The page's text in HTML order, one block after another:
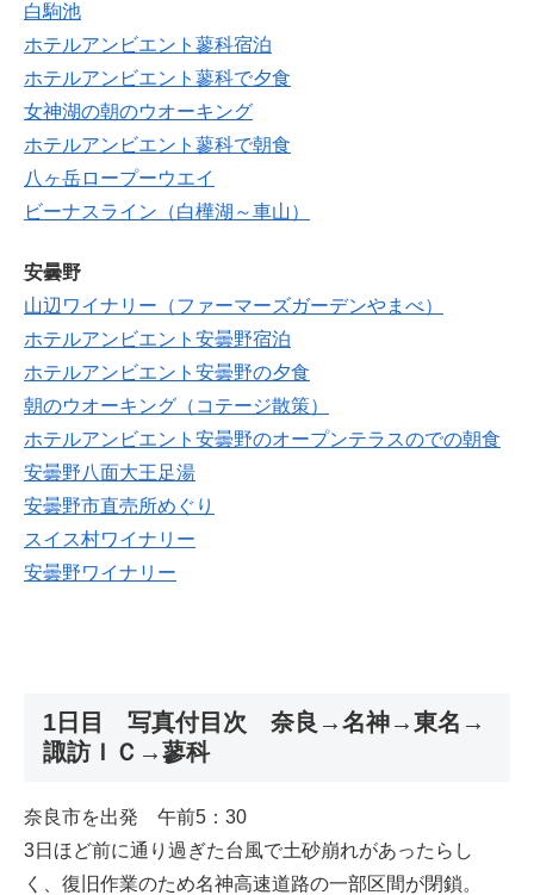
白駒池
ホテルアンビエント蓼科宿泊
ホテルアンビエント蓼科で夕食
女神湖の朝のウオーキング
ホテルアンビエント蓼科で朝食
八ヶ岳ロープーウエイ
ビーナスライン（白樺湖～車山）
安曇野
山辺ワイナリー（ファーマーズガーデンやまべ）
ホテルアンビエント安曇野宿泊
ホテルアンビエント安曇野の夕食
朝のウオーキング（コテージ散策）
ホテルアンビエント安曇野のオープンテラスのでの朝食
安曇野八面大王足湯
安曇野市直売所めぐり
スイス村ワイナリー
安曇野ワイナリー
1日目 写真付目次 奈良→名神→東名→
諏訪ＩＣ→蓼科
奈良市を出発 午前5：30
3日ほど前に通り過ぎた台風で土砂崩れがあったらし
く、復旧作業のため名神高速道路の一部区間が閉鎖。